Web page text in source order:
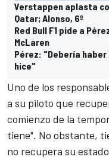
Verstappen aplasta
Qatar; Alonso, 6º
Red Bull F1 pide a
McLaren
Pérez: "Debería
hice"
Uno de los
a su piloto que
comienzo de la
tiene". No obstante,
no recupera su